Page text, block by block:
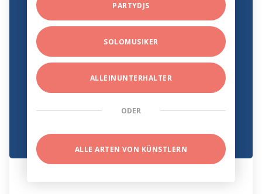
PARTYDJS
SOLOMUSIKER
ALLEINUNTERHALTER
ODER
ALLE ARTEN VON KÜNSTLERN